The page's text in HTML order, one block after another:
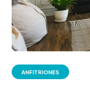
ANFITRIONES